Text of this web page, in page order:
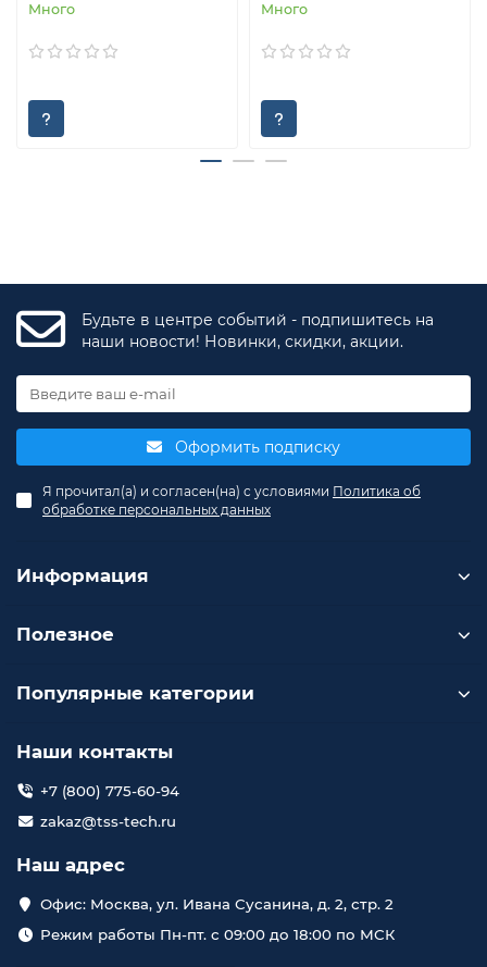
Много Много
Будьте в центре событий - подпишитесь на
наши новости! Новинки, скидки, акции.
Оформить подписку
Я прочитал(а) и согласен(на) с условиями Политика об
обработке персональных данных
Информация
Полезное
Популярные категории
Наши контакты
+7 (800) 775-60-94
zakaz@tss-tech.ru
Наш адрес
Офис: Москва, ул. Ивана Сусанина, д. 2, стр. 2
Режим работы Пн-пт. с 09:00 до 18:00 по МСК